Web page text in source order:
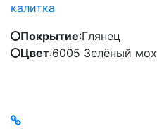
калитка
Покрытие:Глянец
Цвет:6005 Зелёный мох